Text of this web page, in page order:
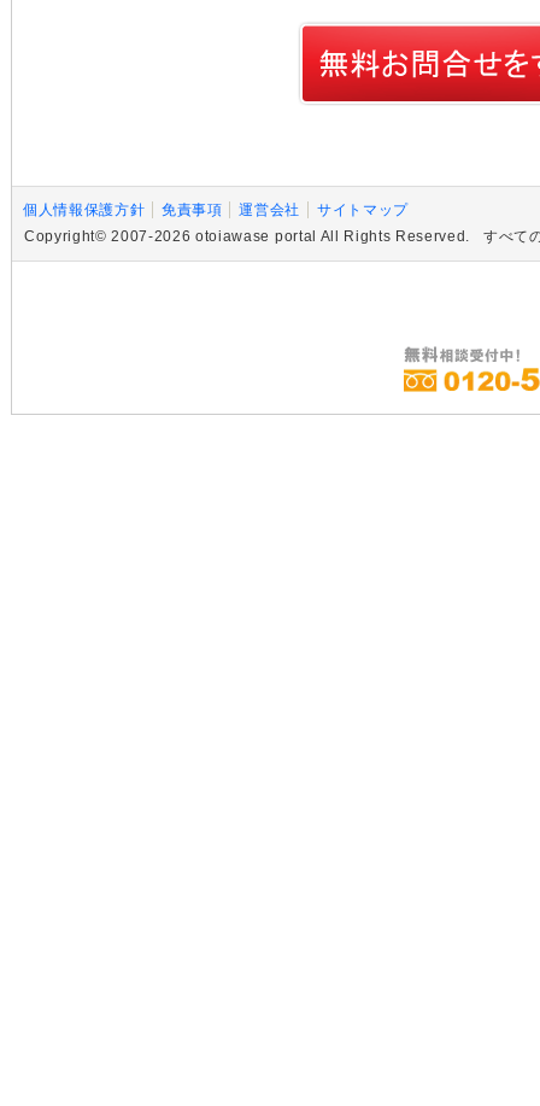
個人情報保護方針 免責事項 運営会社
サイトマップ
Copyright© 2007-2026 otoiawase portal All Rights Reserved. すべての